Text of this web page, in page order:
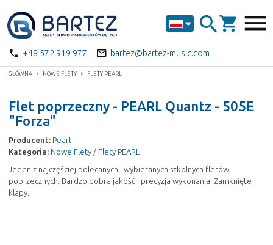
searchshopping_cart
phone +48 572 919 977 mail_outline bartez@bartez-music.com
menu
GŁÓWNA NOWE FLETY FLETY PEARL
Flet poprzeczny - PEARL Quantz - 505E
"Forza"
Producent: Pearl
Kategoria: Nowe Flety/ Flety PEARL
Jeden z najczęściej polecanych i wybieranych szkolnych fletów
poprzecznych. Bardzo dobra jakość i precyzja wykonania. Zamknięte
klapy.